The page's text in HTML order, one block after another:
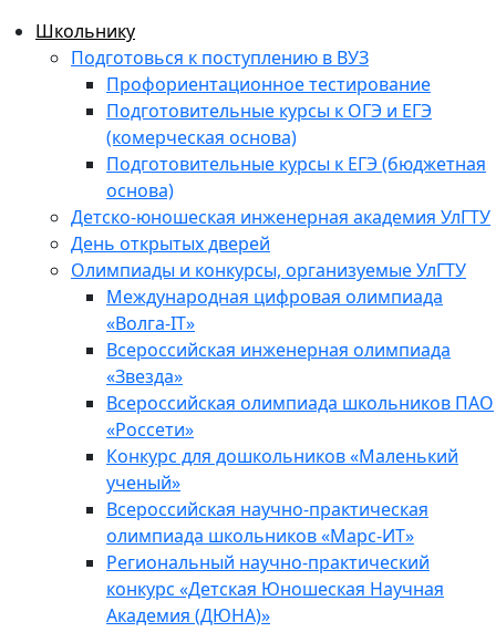
Школьнику
Подготовься к поступлению в ВУЗ
Профориентационное тестирование
Подготовительные курсы к ОГЭ и ЕГЭ
(комерческая основа)
Подготовительные курсы к ЕГЭ (бюджетная
основа)
Детско-юношеская инженерная академия УлГТУ
День открытых дверей
Олимпиады и конкурсы, организуемые УлГТУ
Международная цифровая олимпиада
«Волга-IT»
Всероссийская инженерная олимпиада
«Звезда»
Всероссийская олимпиада школьников ПАО
«Россети»
Конкурс для дошкольников «Маленький
ученый»
Всероссийская научно-практическая
олимпиада школьников «Марс-ИТ»
Региональный научно-практический
конкурс «Детская Юношеская Научная
Академия (ДЮНА)»